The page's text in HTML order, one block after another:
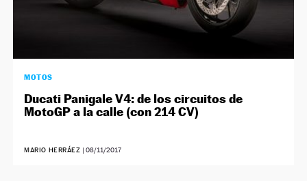
MOTOS
Ducati Panigale V4: de los circuitos de
MotoGP a la calle (con 214 CV)
MARIO HERRÁEZ | 08/11/2017